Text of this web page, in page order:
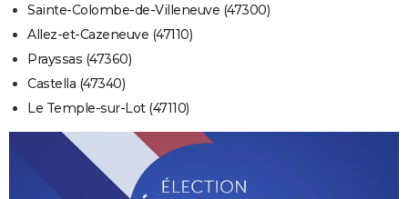
Sainte-Colombe-de-Villeneuve (47300)
Allez-et-Cazeneuve (47110)
Prayssas (47360)
Castella (47340)
Le Temple-sur-Lot (47110)